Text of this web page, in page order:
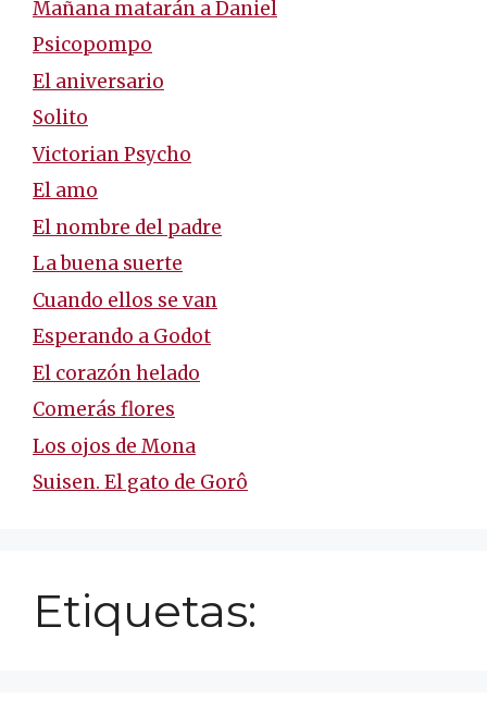
Mañana matarán a Daniel
Psicopompo
El aniversario
Solito
Victorian Psycho
El amo
El nombre del padre
La buena suerte
Cuando ellos se van
Esperando a Godot
El corazón helado
Comerás flores
Los ojos de Mona
Suisen. El gato de Gorô
Etiquetas: